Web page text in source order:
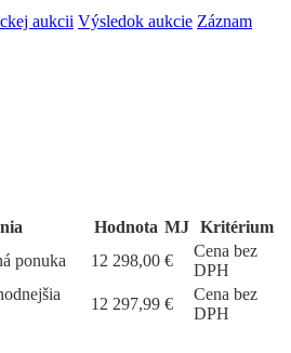
aukcii Výsledok aukcie Záznam
Hodnota MJ Kritérium
ponuka
12 298,00 €
Cena bez
DPH
12 297,99 €
Cena bez
DPH